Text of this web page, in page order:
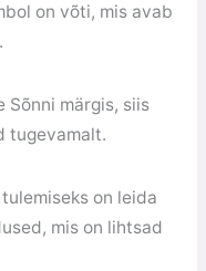
on võti, mis avab
Sõnni märgis, siis
tugevamalt.
on leida
mis on lihtsad